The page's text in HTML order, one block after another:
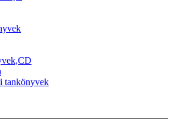
tankönyvek